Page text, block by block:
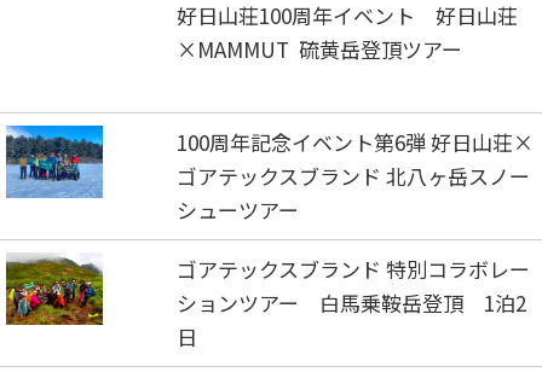
好日山荘100周年イベント 好日山荘
×MAMMUT 硫黄岳登頂ツアー
100周年記念イベント第6弾 好日山荘×
ゴアテックスブランド 北八ヶ岳スノー
シューツアー
ゴアテックスブランド 特別コラボレー
ションツアー 白馬乗鞍岳登頂 1泊2
日